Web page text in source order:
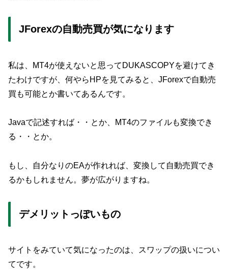
JForexの自動売買が気になります
私は、MT4が使えないと思ってDUKASCOPYを避けてき
たわけですが、何やらHPを見てみると、JForexで自動売
買も可能とか書いてあるんです。
Javaで記述すれば・・とか、MT4のファイルも変換でき
る・・とか。
もし、自分なりのEAが作れれば、変換して自動売買でき
るかもしれません。夢が広がりますね。
デメリットっぽいもの
サイトをみていて気になったのは、スワップの扱いについ
てです。